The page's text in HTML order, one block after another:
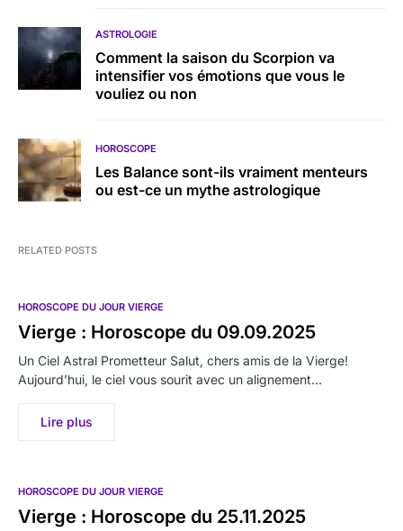
ASTROLOGIE
Comment la saison du Scorpion va
intensifier vos émotions que vous le
vouliez ou non
HOROSCOPE
Les Balance sont-ils vraiment menteurs
ou est-ce un mythe astrologique
RELATED POSTS
HOROSCOPE DU JOUR VIERGE
Vierge : Horoscope du 09.09.2025
Un Ciel Astral Prometteur Salut, chers amis de la Vierge!
Aujourd’hui, le ciel vous sourit avec un alignement…
Lire plus
HOROSCOPE DU JOUR VIERGE
Vierge : Horoscope du 25.11.2025